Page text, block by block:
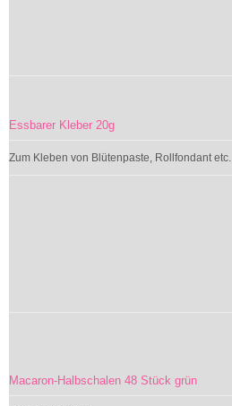
Essbarer Kleber 20g
Zum Kleben von Blütenpaste, Rollfondant etc.
Macaron-Halbschalen 48 Stück grün